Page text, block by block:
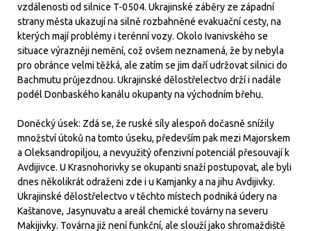
vzdálenosti od silnice T-0504. Ukrajinské záběry ze západní
strany města ukazují na silně rozbahněné evakuační cesty, na
kterých mají problémy i terénní vozy. Okolo Ivanivského se
situace výrazněji nemění, což ovšem neznamená, že by nebyla
pro obránce velmi těžká, ale zatím se jim daří udržovat silnici do
Bachmutu průjezdnou. Ukrajinské dělostřelectvo drží i nadále
podél Donbaského kanálu okupanty na východním břehu.
Doněcký úsek: Zdá se, že ruské síly alespoň dočasně snížily
množství útoků na tomto úseku, především pak mezi Majorskem
a Oleksandropiljou, a nevyužitý ofenzivní potenciál přesouvají k
Avdijivce. U Krasnohorivky se okupanti snaží postupovat, ale byli
dnes několikrát odraženi zde i u Kamjanky a na jihu Avdijivky.
Ukrajinské dělostřelectvo v těchto místech podniká údery na
Kaštanove, Jasynuvatu a areál chemické továrny na severu
Makijivky. Továrna již není funkční, ale slouží jako shromaždiště